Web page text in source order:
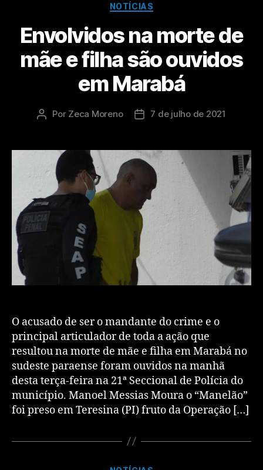
NOTÍCIAS
Envolvidos na morte de
mãe e filha são ouvidos
em Marabá
Por Zeca Moreno 7 de julho de 2021
O acusado de ser o mandante do crime e o
principal articulador de toda a ação que
resultou na morte de mãe e filha em Marabá no
sudeste paraense foram ouvidos na manhã
desta terça-feira na 21ª Seccional de Polícia do
município. Manoel Messias Moura o “Manelão”
foi preso em Teresina (PI) fruto da Operação […]